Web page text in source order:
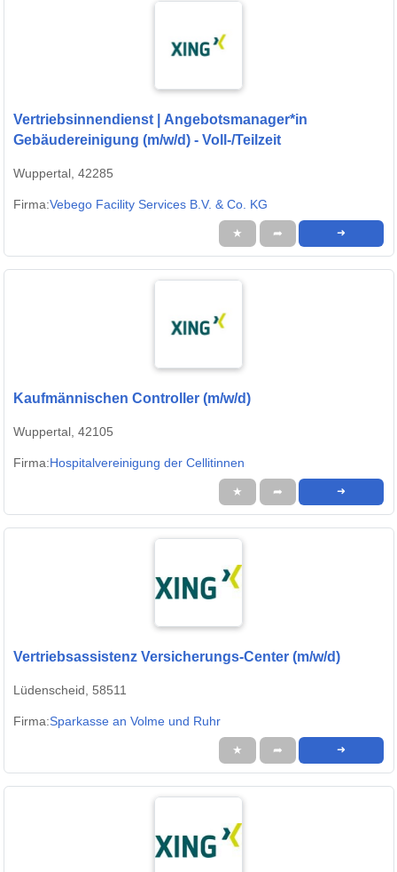
Vertriebsinnendienst | Angebotsmanager*in
Gebäudereinigung (m/w/d) - Voll-/Teilzeit
Wuppertal, 42285
Firma:Vebego Facility Services B.V. & Co. KG
★ ➦ ➜
Kaufmännischen Controller (m/w/d)
Wuppertal, 42105
Firma:Hospitalvereinigung der Cellitinnen
★ ➦ ➜
Vertriebsassistenz Versicherungs-Center (m/w/d)
Lüdenscheid, 58511
Firma:Sparkasse an Volme und Ruhr
★ ➦ ➜